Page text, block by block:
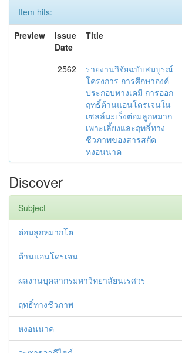
Item hits:
Preview
Issue
Date
Title
2562
รายงานวิจัยฉบับสมบูรณ์
โครงการ การศึกษาองค์
ประกอบทางเคมี การออก
ฤทธิ์ต้านแอนโดรเจนใน
เซลล์มะเร็งต่อมลูกหมาก
เพาะเลี้ยงและฤทธิ์ทาง
ชีวภาพของสารสกัด
หงอนนาค
Discover
Subject
ต่อมลูกหมากโต
ต้านแอนโดรเจน
ผลงานบุคลากรมหาวิทยาลัยนเรศวร
ฤทธิ์ทางชีวภาพ
หงอนนาค